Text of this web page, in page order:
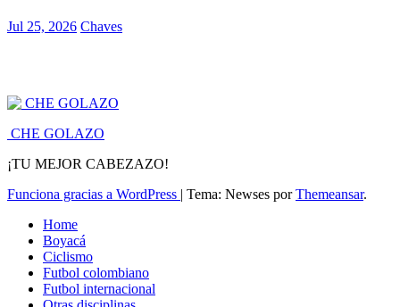
Jul 25, 2026 Chaves
CHE GOLAZO
¡TU MEJOR CABEZAZO!
Funciona gracias a WordPress | Tema: Newses porThemeansar.
Home
Boyacá
Ciclismo
Futbol colombiano
Futbol internacional